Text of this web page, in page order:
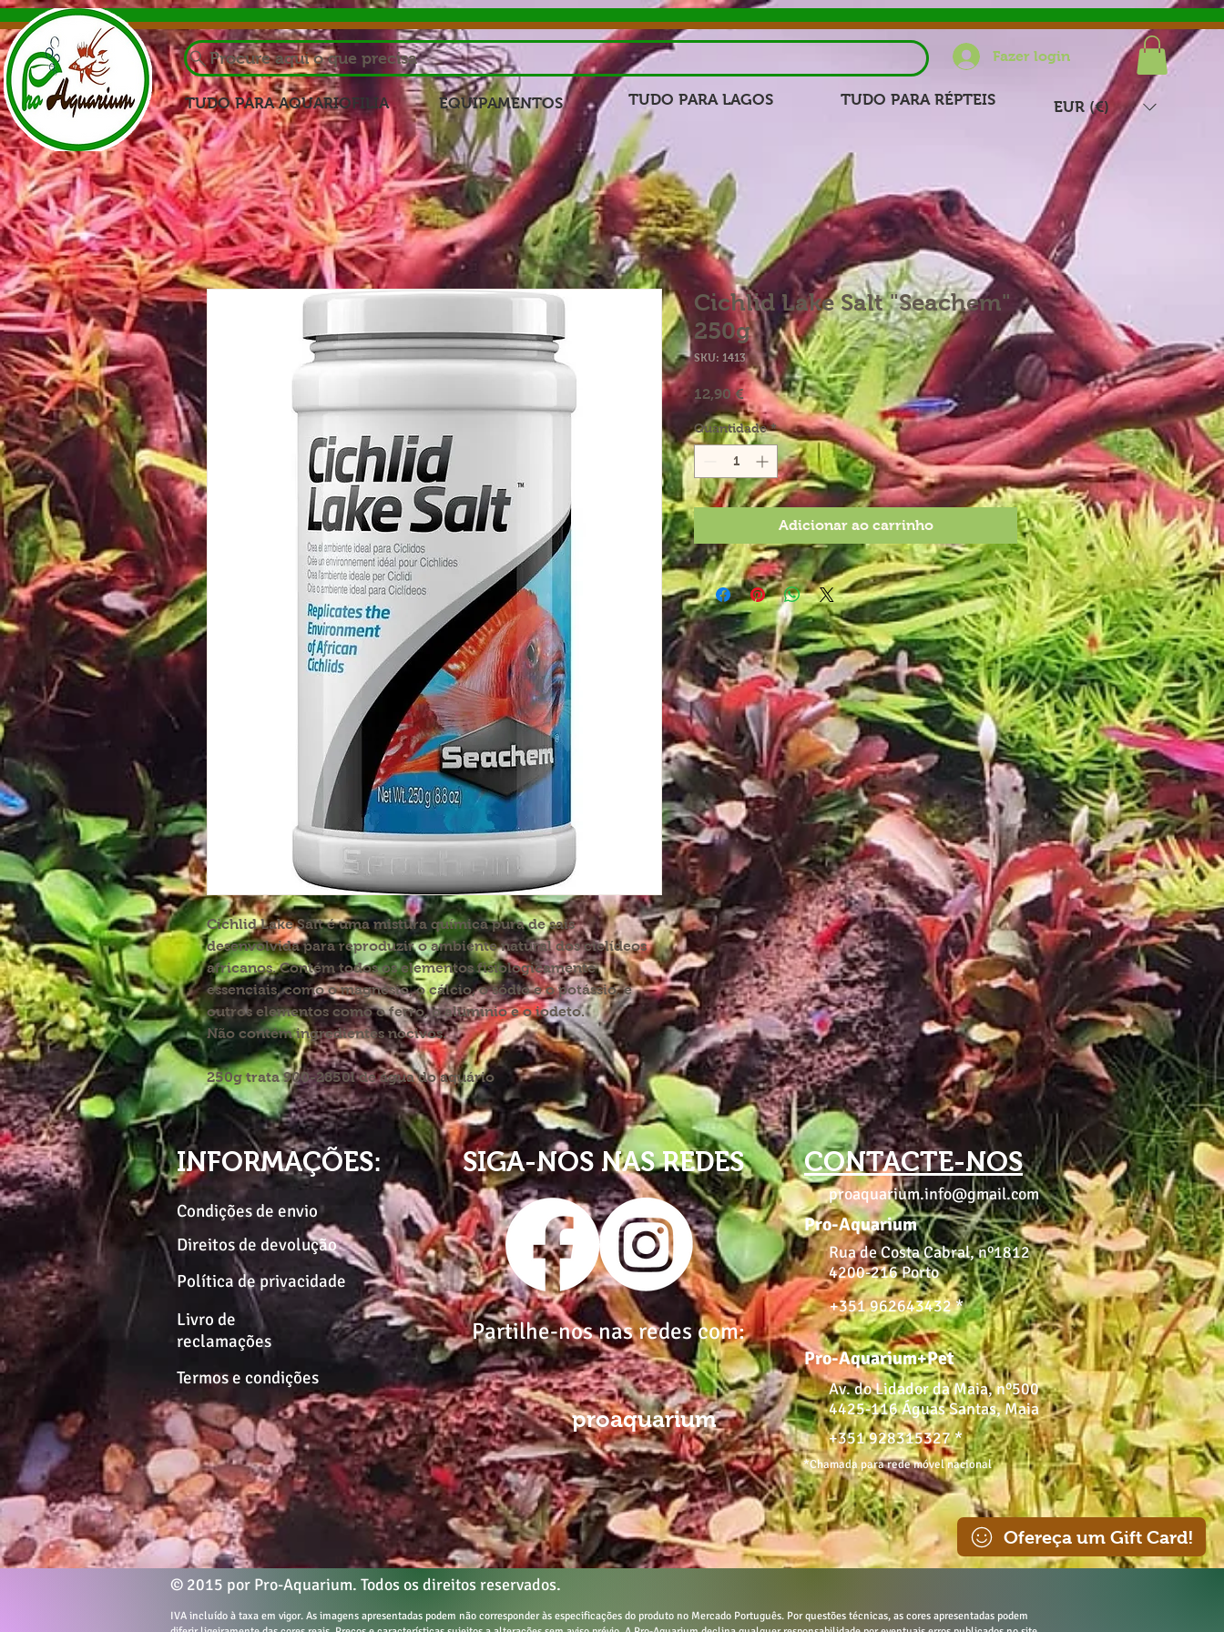
Procure aqui o que precisa Fazer login
TUDO PARA AQUARIOFILIA EQUIPAMENTOS TUDO PARA LAGOS TUDO PARA RÉPTEIS EUR (€)
Cichlid Lake Salt é uma mistura química pura de sais
desenvolvida para reproduzir o ambiente natural dos ciclídeos
africanos. Contém todos os elementos fisiologicamente
essenciais, como o magnésio, o cálcio, o sódio e o potássio, e
outros elementos como o ferro, o alumínio e o iodeto.
Não contém ingredientes nocivos.
250g trata 900-2850l de água do aquário
Cichlid Lake Salt "Seachem"
250g
SKU: 1413
12,90 €Preço
Quantidade *
Adicionar ao carrinho
Ofereça um Gift Card!
INFORMAÇÕES:
Condições de envio
Direitos de devolução
Política de privacidade
Livro de
reclamações
Termos e condições
SIGA-NOS NAS REDES CONTACTE-NOS
proaquarium.info@gmail.com
Pro-Aquarium
Rua de Costa Cabral, nº1812
4200-216 Porto
+351 962643432 *
Partilhe-nos nas redes com:
proaquarium
Pro-Aquarium+Pet
Av. do Lidador da Maia, nº500
4425-116 Águas Santas, Maia
+351 928315327 *
*Chamada para rede móvel nacional
© 2015 por Pro-Aquarium. Todos os direitos reservados.
IVA incluído à taxa em vigor. As imagens apresentadas podem não corresponder às especificações do produto no Mercado Português. Por questões técnicas, as cores apresentadas podem